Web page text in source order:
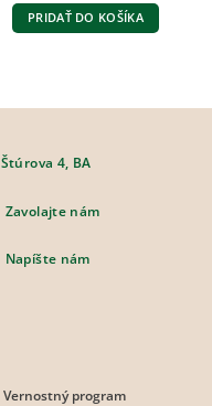
bola:
24,90 €.
je:
18,90 €.
PRIDAŤ DO KOŠÍKA
Štúrova 4, BA
Zavolajte nám
Napíšte nám
Vernostný program